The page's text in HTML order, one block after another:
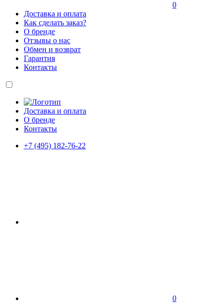
0
Доставка и оплата
Как сделать заказ?
О бренде
Отзывы о нас
Обмен и возврат
Гарантия
Контакты
Доставка и оплата
О бренде
Контакты
+7 (495) 182-76-22
0